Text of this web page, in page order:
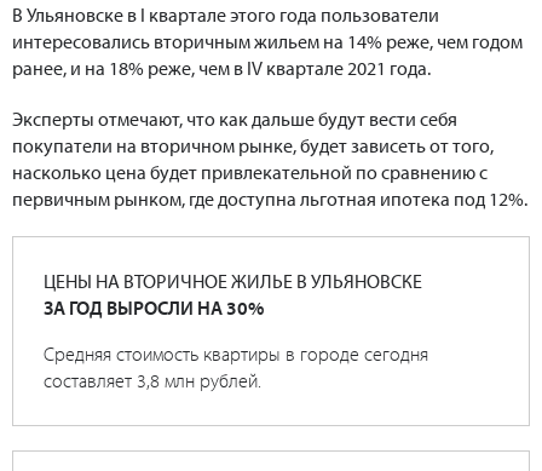
В Ульяновске в I квартале этого года пользователи
интересовались вторичным жильем на 14% реже, чем годом
ранее, и на 18% реже, чем в IV квартале 2021 года.
Эксперты отмечают, что как дальше будут вести себя
покупатели на вторичном рынке, будет зависеть от того,
насколько цена будет привлекательной по сравнению с
первичным рынком, где доступна льготная ипотека под 12%.
ЦЕНЫ НА ВТОРИЧНОЕ ЖИЛЬЕ В УЛЬЯНОВСКЕ
ЗА ГОД ВЫРОСЛИ НА 30%
Средняя стоимость квартиры в городе сегодня
составляет 3,8 млн рублей.